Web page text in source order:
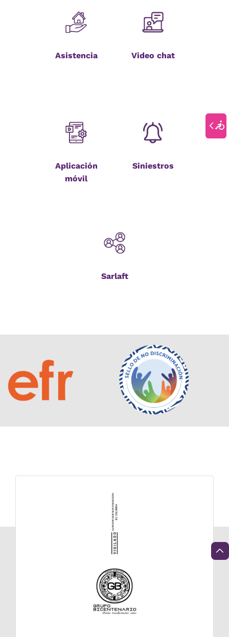
Asistencia Video chat
Aplicación
móvil
Siniestros
Sarlaft